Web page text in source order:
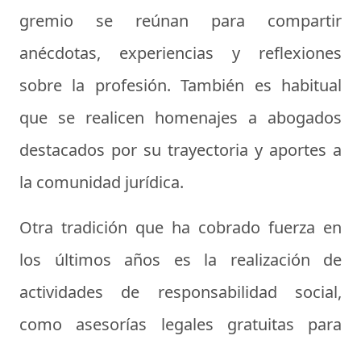
gremio se reúnan para compartir
anécdotas, experiencias y reflexiones
sobre la profesión. También es habitual
que se realicen homenajes a abogados
destacados por su trayectoria y aportes a
la comunidad jurídica.
Otra tradición que ha cobrado fuerza en
los últimos años es la realización de
actividades de responsabilidad social,
como asesorías legales gratuitas para